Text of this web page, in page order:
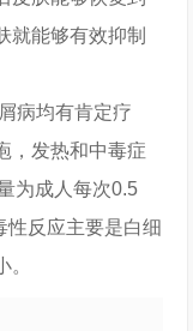
就能够有效抑制
病均有肯定疗
，发热和中毒症
为成人每次0.5
性反应主要是白细